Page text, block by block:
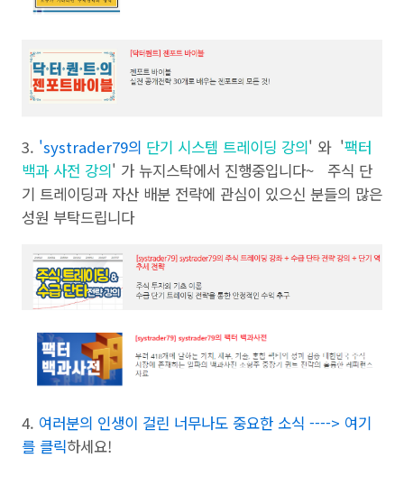
3. 'systrader79의 단기 시스템 트레이딩 강의' 와 '팩터
백과 사전 강의' 가 뉴지스탁에서 진행중입니다~ 주식 단
기 트레이딩과 자산 배분 전략에 관심이 있으신 분들의 많은
성원 부탁드립니다
4. 여러분의 인생이 걸린 너무나도 중요한 소식 ----> 여기
를 클릭하세요!